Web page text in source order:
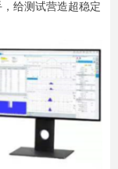
给测试营造超稳定